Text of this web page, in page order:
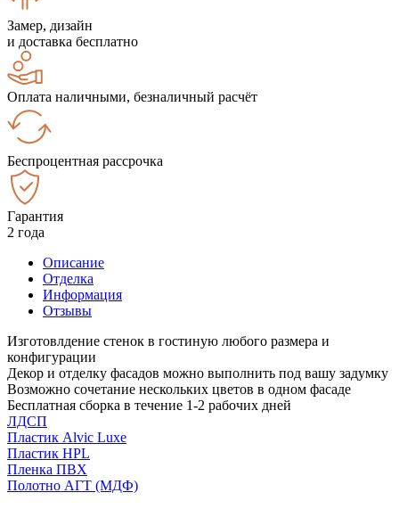
Замер, дизайн
и доставка бесплатно
Оплата наличными, безналичный расчёт
Беспроцентная рассрочка
Гарантия
2 года
Описание
Отделка
Информация
Отзывы
Изготовлдение стенок в гостиную любого размера и
конфигурации
Декор и отделку фасадов можно выполнить под вашу задумку
Возможно сочетание нескольких цветов в одном фасаде
Бесплатная сборка в течение 1-2 рабочих дней
ЛДСП
Пластик Alvic Luxe
Пластик HPL
Пленка ПВХ
Полотно АГТ (МДФ)